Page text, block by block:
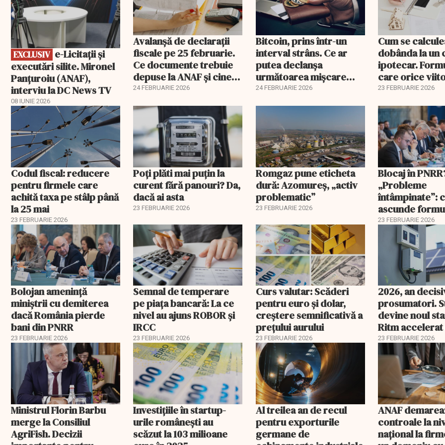
EXCLUSIV
executări silite. Mironel
Panțuroiu (ANAF),
interviu la DC News TV
08 IUNIE 2026
Avalanșă de declarații
fiscale pe 25 februarie.
Ce documente trebuie
depuse la ANAF și cine
este vizat
24 FEBRUARIE 2026
Bitcoin, prins într-un
interval strâns. Ce ar
putea declanșa
următoarea mișcare
majoră?
24 FEBRUARIE 2026
Cum se
dobânda la un
ipotecar.
care orice
proprietar ar
23 FEBRUARIE 2026
Codul fiscal: reducere
pentru firmele care
achită taxa pe stâlp până
la 25 mai
23 FEBRUARIE 2026
Poți plăti mai puțin la
curent fără panouri? Da,
dacă ai asta
23 FEBRUARIE 2026
Romgaz pune eticheta
dură: Azomureș, „activ
problematic”
23 FEBRUARIE 2026
Blocaj în
„Probleme
întâmpinate”:
ascunde
Guvernului
23 FEBRUARIE 2026
Bolojan amenință
miniștrii cu demiterea
dacă România pierde
bani din PNRR
23 FEBRUARIE 2026
Semnal de temperare
pe piața bancară: La ce
nivel au ajuns ROBOR şi
IRCC
23 FEBRUARIE 2026
Curs valutar: Scăderi
pentru euro și dolar,
creștere semnificativă a
prețului aurului
23 FEBRUARIE 2026
2026, an
prosumatori.
devine noul
Ritm
investiții în
baterii
23 FEBRUARIE 2026
Ministrul Florin Barbu
merge la Consiliul
AgriFish. Decizii
Investiţiile în startup-
urile româneşti au
scăzut la 103 milioane
Al treilea an de recul
pentru exporturile
germane de
ANAF
controale la
naţional la